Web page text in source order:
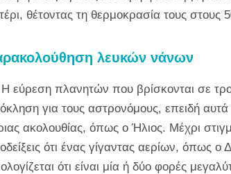
θέτοντας τη θερμοκρασία τους
λευκών νάνων
Η εύρεση πλανητών που βρίσκονται σε
για τους αστρονόμους, επειδή
ακολουθίας, όπως ο Ήλιος. Μέχρι
ότι ένας γίγαντας αερίων, όπως
ότι είναι μία ή δύο φορές